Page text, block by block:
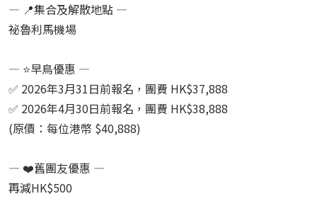
— 📍集合及解散地點 —
祕魯利馬機場
— ⭐早鳥優惠 —
✅ 2026年3月31日前報名，團費 HK$37,888
✅ 2026年4月30日前報名，團費 HK$38,888
(原價：每位港幣 $40,888)
— ❤️舊團友優惠 —
再減HK$500